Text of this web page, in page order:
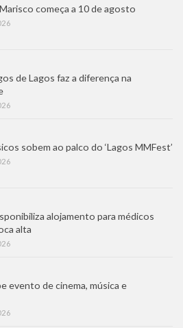
começa a 10 de agosto
de Lagos faz a diferença na
sobem ao palco do ‘Lagos MMFest’
alojamento para médicos
alta
evento de cinema, música e